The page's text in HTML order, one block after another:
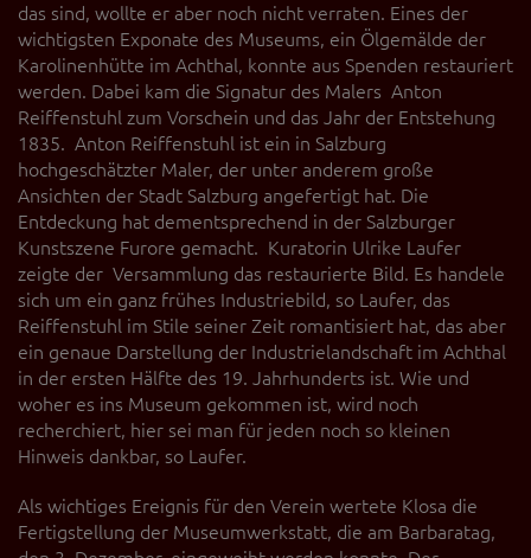
das sind, wollte er aber noch nicht verraten. Eines der
wichtigsten Exponate des Museums, ein Ölgemälde der
Karolinenhütte im Achthal, konnte aus Spenden restauriert
werden. Dabei kam die Signatur des Malers Anton
Reiffenstuhl zum Vorschein und das Jahr der Entstehung
1835. Anton Reiffenstuhl ist ein in Salzburg
hochgeschätzter Maler, der unter anderem große
Ansichten der Stadt Salzburg angefertigt hat. Die
Entdeckung hat dementsprechend in der Salzburger
Kunstszene Furore gemacht. Kuratorin Ulrike Laufer
zeigte der Versammlung das restaurierte Bild. Es handele
sich um ein ganz frühes Industriebild, so Laufer, das
Reiffenstuhl im Stile seiner Zeit romantisiert hat, das aber
ein genaue Darstellung der Industrielandschaft im Achthal
in der ersten Hälfte des 19. Jahrhunderts ist. Wie und
woher es ins Museum gekommen ist, wird noch
recherchiert, hier sei man für jeden noch so kleinen
Hinweis dankbar, so Laufer.
Als wichtiges Ereignis für den Verein wertete Klosa die
Fertigstellung der Museumwerkstatt, die am Barbaratag,